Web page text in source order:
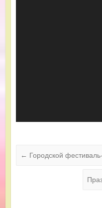
← Городской